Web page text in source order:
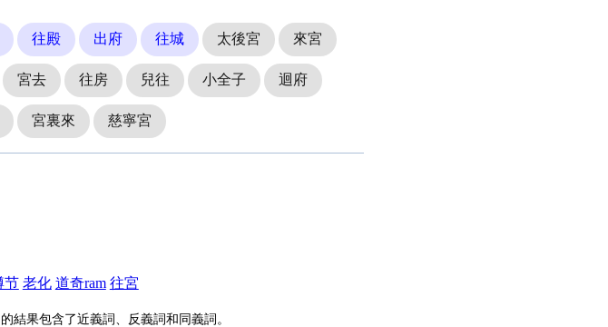
往殿 出府 往城 太後宮 來宮
宮去 往房 兒往 小全子 迴府
宮裏來 慈寧宮
节 老化 道奇ram 往宮
結果包含了近義詞、反義詞和同義詞。